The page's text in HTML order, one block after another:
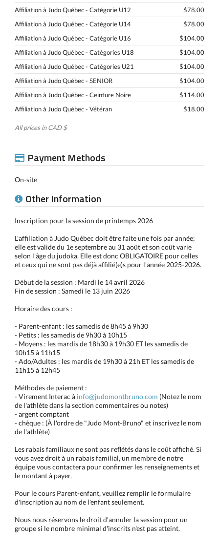
Affiliation à Judo Québec - Catégorie U12
$78.00
Affiliation à Judo Québec - Catégorie U14
$78.00
Affiliation à Judo Québec - Catégorie U16
$104.00
Affiliation à Judo Québec - Catégories U18
$104.00
Affiliation à Judo Québec - Catégories U21
$104.00
Affiliation à Judo Québec - SENIOR
$104.00
Affiliation à Judo Québec - Ceinture Noire
$114.00
Affiliation à Judo Québec - Vétéran
$18.00
All prices in CAD $
Payment Methods
On-site
Other Information
Inscription pour la session de printemps 2026
L'affiliation à Judo Québec doit être faite une fois par année;
elle est valide du 1e septembre au 31 août et son coût varie
selon l'âge du judoka. Elle est donc OBLIGATOIRE pour celles
et ceux qui ne sont pas déjà affilié(e)s pour l'année 2025-2026.
Début de la session : Mardi le 14 avril 2026
Fin de session : Samedi le 13 juin 2026
Horaire des cours :
- Parent-enfant : les samedis de 8h45 à 9h30
- Petits : les samedis de 9h30 à 10h15
- Moyens : les mardis de 18h30 à 19h30 ET les samedis de
10h15 à 11h15
- Ado/Adultes : les mardis de 19h30 à 21h ET les samedis de
11h15 à 12h45
Méthodes de paiement :
- Virement Interac à info@judomontbruno.com (Notez le nom
de l'athlète dans la section commentaires ou notes)
- argent comptant
- chèque : (À l'ordre de "Judo Mont-Bruno" et inscrivez le nom
de l'athlète)
Les rabais familiaux ne sont pas reflétés dans le coût affiché. Si
vous avez droit à un rabais familial, un membre de notre
équipe vous contactera pour confirmer les renseignements et
le montant à payer.
Pour le cours Parent-enfant, veuillez remplir le formulaire
d'inscription au nom de l'enfant seulement.
Nous nous réservons le droit d'annuler la session pour un
groupe si le nombre minimal d'inscrits n'est pas atteint.